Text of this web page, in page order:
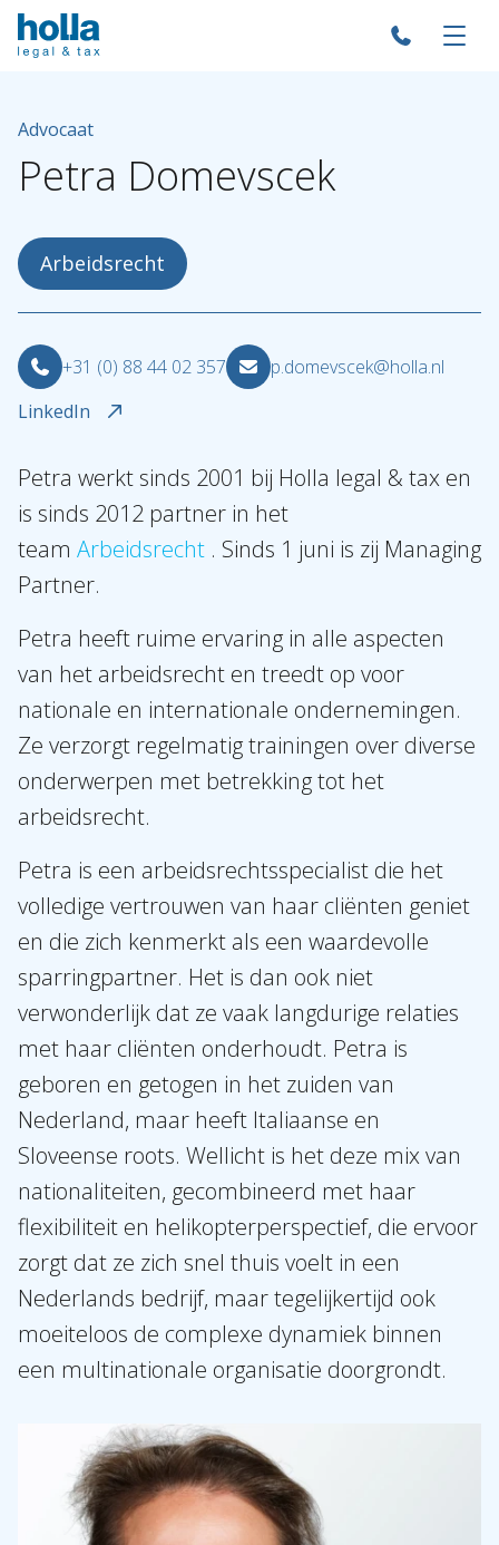
Over Holla
Onze mensen
Topics
Internationaal
Nieuws
NL EN DE
Advocaat
Petra Domevscek
Arbeidsrecht
+31 (0) 88 44 02 357
p.domevscek@holla.nl
LinkedIn
Petra werkt sinds 2001 bij Holla legal & tax en
is sinds 2012 partner in het
team Arbeidsrecht . Sinds 1 juni is zij Managing
Partner.
Petra heeft ruime ervaring in alle aspecten
van het arbeidsrecht en treedt op voor
nationale en internationale ondernemingen.
Ze verzorgt regelmatig trainingen over diverse
onderwerpen met betrekking tot het
arbeidsrecht.
Petra is een arbeidsrechtsspecialist die het
volledige vertrouwen van haar cliënten geniet
en die zich kenmerkt als een waardevolle
sparringpartner. Het is dan ook niet
verwonderlijk dat ze vaak langdurige relaties
met haar cliënten onderhoudt. Petra is
geboren en getogen in het zuiden van
Nederland, maar heeft Italiaanse en
Sloveense roots. Wellicht is het deze mix van
nationaliteiten, gecombineerd met haar
flexibiliteit en helikopterperspectief, die ervoor
zorgt dat ze zich snel thuis voelt in een
Nederlands bedrijf, maar tegelijkertijd ook
moeiteloos de complexe dynamiek binnen
een multinationale organisatie doorgrondt.